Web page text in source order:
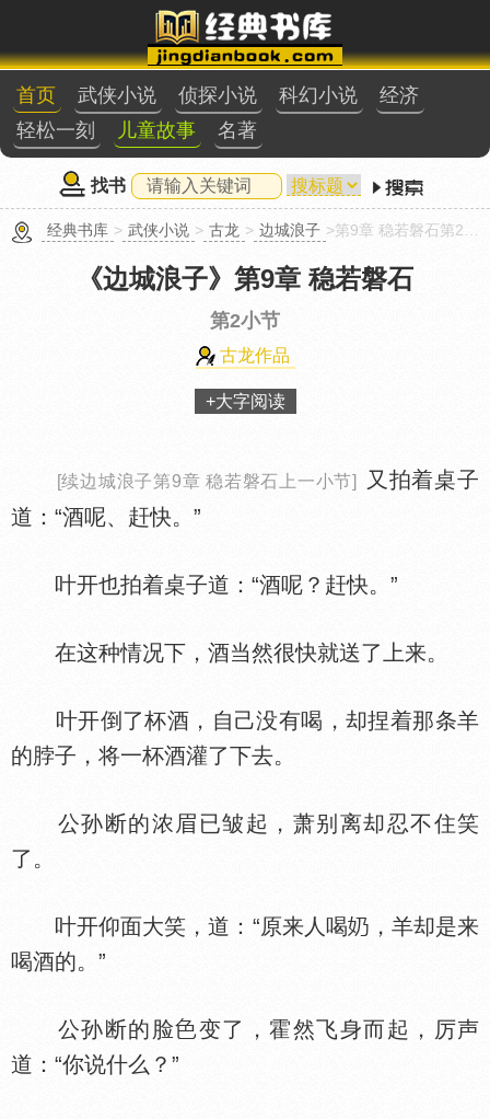
首页 武侠小说 侦探小说 科幻小说
经济
轻松一刻
儿童故事 名著
找书
经典书库 > 武侠小说 > 古龙 > 边城浪子 >第9章 稳若磐石第2小节
《边城浪子》 第9章 稳若磐石
第2小节
古龙作品
+大字阅读
[续边城浪子第9章 稳若磐石上一小节]
又拍着桌子
道：“酒呢、赶快。”
叶开也拍着桌子道：“酒呢？赶快。”
在这种情况下，酒当然很快就送了上来。
叶开倒了杯酒，自己没有喝，却捏着那条羊
的脖子，将一杯酒灌了下去。
公孙断的浓眉已皱起，萧别离却忍不住笑
了。
叶开仰面大笑，道：“原来人喝
，羊却是来
喝酒的。”
公孙断的脸
变了，霍然飞身而起，厉声
道：“你说什么？”